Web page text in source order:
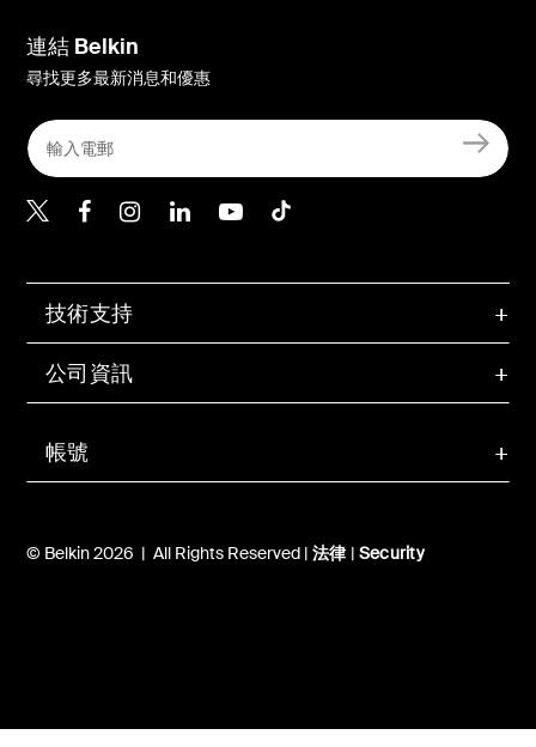
帳號
技術支持
公司資訊
© Belkin 2026 | All Rights Reserved | 法律 | Security
連結 Belkin
尋找更多最新消息和優惠
Belkin Twitter
Belkin Hong Kong
Belkin Instagram
Belkin Hong Kong
Belkin Youtube
Belkin TikTok